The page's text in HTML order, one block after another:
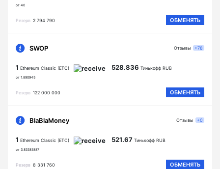
от 40
Резерв 2 794 790 ОБМЕНЯТЬ
SWOP
1 Ethereum Classic (ETC)
от 1.890945
528.836 Тинькофф RUB
Резерв 122 000 000 ОБМЕНЯТЬ
Отзывы +78
BlaBlaMoney
1 Ethereum Classic (ETC)
от 3.83383887
521.67 Тинькофф RUB
Резерв 8 331 760 ОБМЕНЯТЬ
Отзывы +0